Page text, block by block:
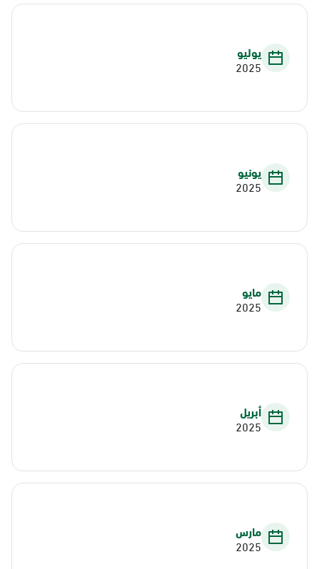
يوليو
2025
يونيو
2025
مايو
2025
أبريل
2025
مارس
2025